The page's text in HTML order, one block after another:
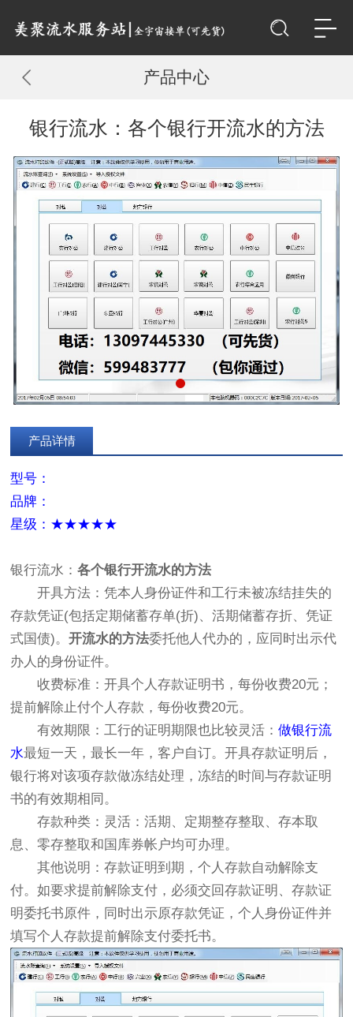
产品中心
银行流水：各个银行开流水的方法
产品详情
型号：
品牌：
星级：★★★★★
银行流水：各个银行开流水的方法
开具方法：凭本人身份证件和工行未被冻结挂失的
存款凭证(包括定期储蓄存单(折)、活期储蓄存折、凭证
式国债)。开流水的方法委托他人代办的，应同时出示代
办人的身份证件。
收费标准：开具个人存款证明书，每份收费20元；
提前解除止付个人存款，每份收费20元。
有效期限：工行的证明期限也比较灵活：做银行流
水最短一天，最长一年，客户自订。开具存款证明后，
银行将对该项存款做冻结处理，冻结的时间与存款证明
书的有效期相同。
存款种类：灵活：活期、定期整存整取、存本取
息、零存整取和国库券帐户均可办理。
其他说明：存款证明到期，个人存款自动解除支
付。如要求提前解除支付，必须交回存款证明、存款证
明委托书原件，同时出示原存款凭证，个人身份证件并
填写个人存款提前解除支付委托书。